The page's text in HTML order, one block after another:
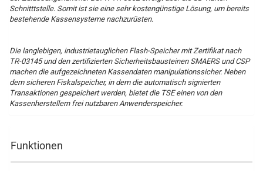
Schnitttstelle. Somit ist sie eine sehr kostengünstige Lösung, um bereits
bestehende Kassensysteme nachzurüsten.
Die langlebigen, industrietauglichen Flash-Speicher mit Zertifikat nach
TR-03145 und den zertifizierten Sicherheitsbausteinen SMAERS und CSP
machen die aufgezeichneten Kassendaten manipulationssicher. Neben
dem sicheren Fiskalspeicher, in dem die automatisch signierten
Transaktionen gespeichert werden, bietet die TSE einen von den
Kassenherstellern frei nutzbaren Anwenderspeicher.
Funktionen